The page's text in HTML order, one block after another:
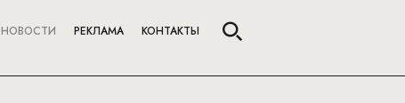
НОВОСТИ РЕКЛАМА КОНТАКТЫ